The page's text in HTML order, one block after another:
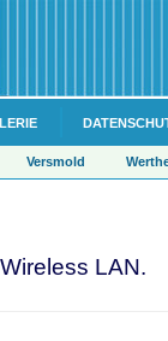
Versmold
LAN.